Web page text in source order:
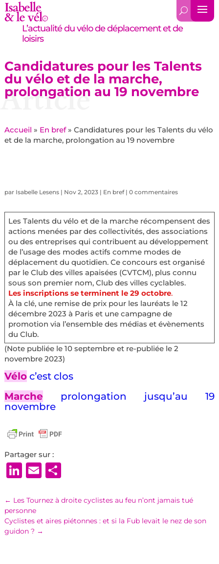
L’actualité du vélo de déplacement et de
loisirs
Candidatures pour les Talents
du vélo et de la marche,
prolongation au 19 novembre
Article
Accueil » En bref» Candidatures pour les Talents du vélo
et de la marche, prolongation au 19 novembre
par Isabelle Lesens| Nov 2, 2023| En bref| 0 commentaires
Les Talents du vélo et de la marche récompensent des
actions menées par des collectivités, des associations
ou des entreprises qui contribuent au développement
de l’usage des modes actifs comme modes de
déplacement du quotidien. Ce concours est organisé
par le Club des villes apaisées (CVTCM), plus connu
sous son premier nom, Club des villes cyclables.
Les inscriptions se terminent le 29 octobre.
À la clé, une remise de prix pour les lauréats le 12
décembre 2023 à Paris et une campagne de
promotion via l’ensemble des médias et évènements
du Club.
(Note publiée le 10 septembre et re-publiée le 2
novembre 2023)
Véloc’est clos
Marche prolongation jusqu’au 19
novembre
Partager sur :
LinkedIn
EmailPartager
← Les Tournez à droite cyclistes au feu n’ont jamais tué
personne
Cyclistes et aires piétonnes : et si la Fub levait le nez de son
guidon ? →